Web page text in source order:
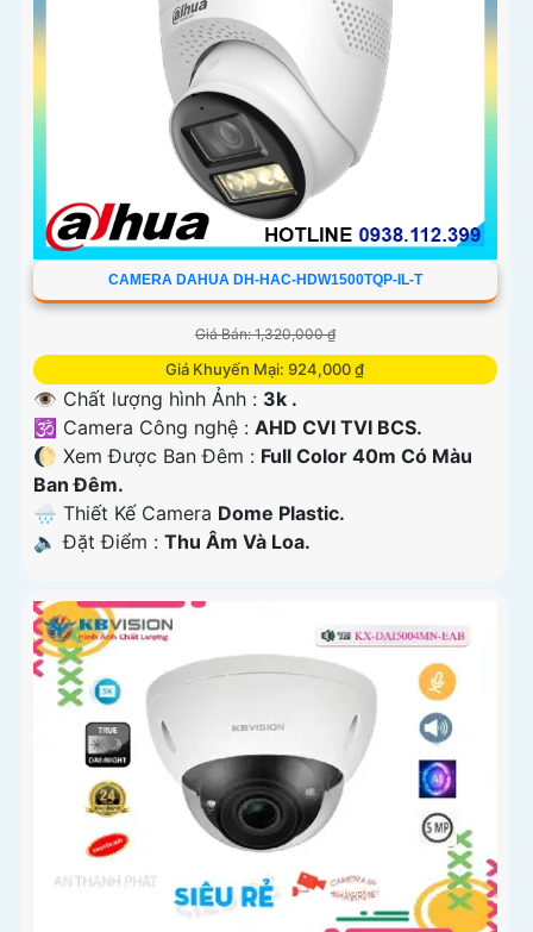
CAMERA DAHUA DH-HAC-HDW1500TQP-IL-T
Giá Bán: 1,320,000 ₫
Giá Khuyến Mại: 924,000 ₫
👁 Chất lượng hình Ảnh : 3k .
🕉️ Camera Công nghệ : AHD CVI TVI BCS.
🌔 Xem Được Ban Đêm : Full Color 40m Có Màu
Ban Ðêm.
🌧️ Thiết Kế Camera Dome Plastic.
️🔈 Đặt Điểm : Thu Âm Và Loa.